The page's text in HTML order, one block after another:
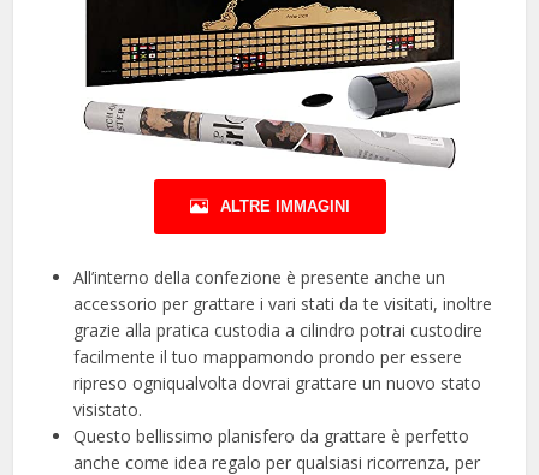
ALTRE IMMAGINI
All’interno della confezione è presente anche un
accessorio per grattare i vari stati da te visitati, inoltre
grazie alla pratica custodia a cilindro potrai custodire
facilmente il tuo mappamondo prondo per essere
ripreso ogniqualvolta dovrai grattare un nuovo stato
visistato.
Questo bellissimo planisfero da grattare è perfetto
anche come idea regalo per qualsiasi ricorrenza, per